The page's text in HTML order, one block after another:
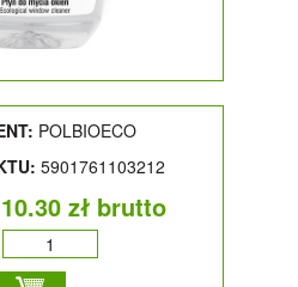
POLBIOECO
5901761103212
10.30 zł brutto